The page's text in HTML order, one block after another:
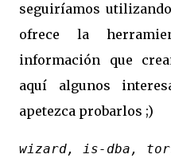
seguiríamos
ofrece la
información que
aquí algunos
apetezca probarlos ;)
wizard, is-dba,